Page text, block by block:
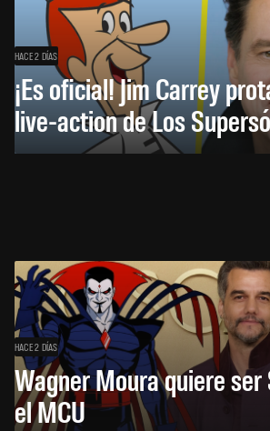
HACE 2 DÍAS
¡Es oficial! Jim Carrey
live-action de Los
HACE 2 DÍAS
Wagner Moura quiere
el MCU